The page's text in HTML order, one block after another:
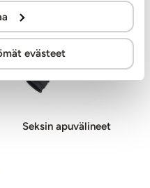
evästeet
Seksin apuvälineet